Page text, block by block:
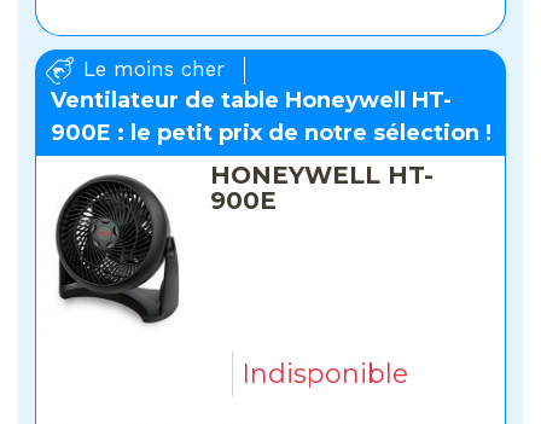
Le moins cher
Ventilateur de table Honeywell HT-
900E : le petit prix de notre sélection !
HONEYWELL HT-
900E
Indisponible